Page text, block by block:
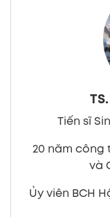
Tiến sĩ
20 năm công
và
Ủy viên BCH